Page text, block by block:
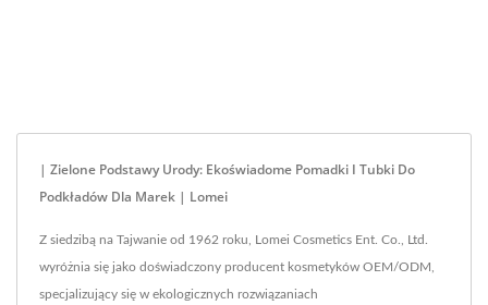
| Zielone Podstawy Urody: Ekoświadome Pomadki I Tubki Do
Podkładów Dla Marek | Lomei
Z siedzibą na Tajwanie od 1962 roku, Lomei Cosmetics Ent. Co., Ltd.
wyróżnia się jako doświadczony producent kosmetyków OEM/ODM,
specjalizujący się w ekologicznych rozwiązaniach